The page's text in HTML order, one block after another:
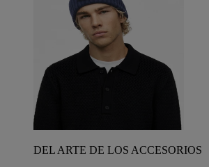
DEL ARTE DE LOS ACCESORIOS